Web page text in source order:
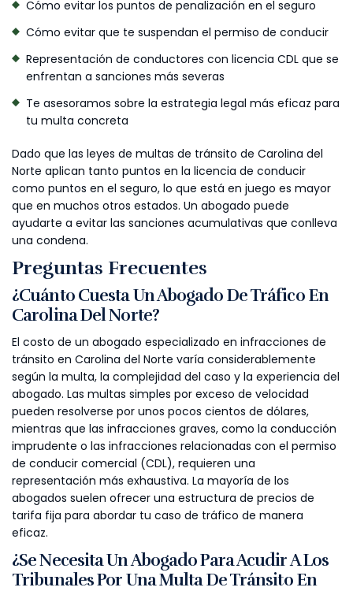
Cómo evitar los puntos de penalización en el seguro
Cómo evitar que te suspendan el permiso de conducir
Representación de conductores con licencia CDL que se
enfrentan a sanciones más severas
Te asesoramos sobre la estrategia legal más eficaz para
tu multa concreta
Dado que las leyes de multas de tránsito de Carolina del
Norte aplican tanto puntos en la licencia de conducir
como puntos en el seguro, lo que está en juego es mayor
que en muchos otros estados. Un abogado puede
ayudarte a evitar las sanciones acumulativas que conlleva
una condena.
Preguntas Frecuentes
¿Cuánto Cuesta Un Abogado De Tráfico En
Carolina Del Norte?
El costo de un abogado especializado en infracciones de
tránsito en Carolina del Norte varía considerablemente
según la multa, la complejidad del caso y la experiencia del
abogado. Las multas simples por exceso de velocidad
pueden resolverse por unos pocos cientos de dólares,
mientras que las infracciones graves, como la conducción
imprudente o las infracciones relacionadas con el permiso
de conducir comercial (CDL), requieren una
representación más exhaustiva. La mayoría de los
abogados suelen ofrecer una estructura de precios de
tarifa fija para abordar tu caso de tráfico de manera
eficaz.
¿Se Necesita Un Abogado Para Acudir A Los
Tribunales Por Una Multa De Tránsito En